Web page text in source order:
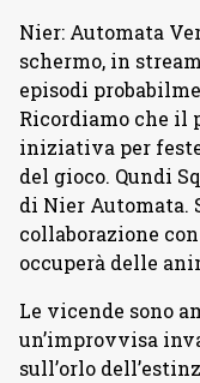
Nier: Automata
schermo, in
episodi
Ricordiamo che il
iniziativa per
del gioco. Qundi
di Nier Automata.
collaborazione
occuperà delle
Le vicende sono
un’improvvisa
sull’orlo